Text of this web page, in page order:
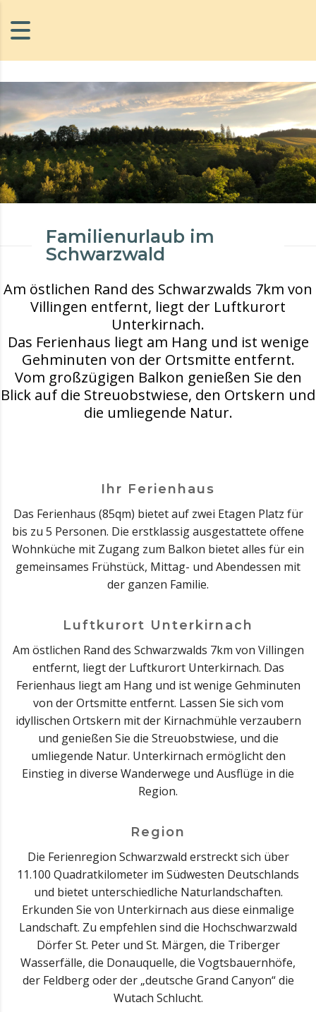
Familienurlaub im
Schwarzwald
Am östlichen Rand des Schwarzwalds 7km von
Villingen entfernt, liegt der Luftkurort
Unterkirnach.
Das Ferienhaus liegt am Hang und ist wenige
Gehminuten von der Ortsmitte entfernt.
Vom großzügigen Balkon genießen Sie den
Blick auf die Streuobstwiese, den Ortskern und
die umliegende Natur.
Ihr Ferienhaus
Das Ferienhaus (85qm) bietet auf zwei Etagen Platz für
bis zu 5 Personen. Die erstklassig ausgestattete offene
Wohnküche mit Zugang zum Balkon bietet alles für ein
gemeinsames Frühstück, Mittag- und Abendessen mit
der ganzen Familie.
Luftkurort Unterkirnach
Am östlichen Rand des Schwarzwalds 7km von Villingen
entfernt, liegt der Luftkurort Unterkirnach. Das
Ferienhaus liegt am Hang und ist wenige Gehminuten
von der Ortsmitte entfernt. Lassen Sie sich vom
idyllischen Ortskern mit der Kirnachmühle verzaubern
und genießen Sie die Streuobstwiese, und die
umliegende Natur. Unterkirnach ermöglicht den
Einstieg in diverse Wanderwege und Ausflüge in die
Region.
Region
Die Ferienregion Schwarzwald erstreckt sich über
11.100 Quadratkilometer im Südwesten Deutschlands
und bietet unterschiedliche Naturlandschaften.
Erkunden Sie von Unterkirnach aus diese einmalige
Landschaft. Zu empfehlen sind die Hochschwarzwald
Dörfer St. Peter und St. Märgen, die Triberger
Wasserfälle, die Donauquelle, die Vogtsbauernhöfe,
der Feldberg oder der „deutsche Grand Canyon“ die
Wutach Schlucht.